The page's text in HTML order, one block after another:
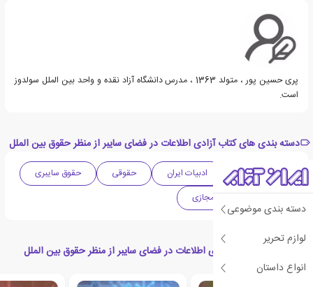
دسته بندی موضوعی
لوازم تحریر
انواع داستان
پری حسین پور ، متولد 1363 ، مدرس دانشگاه آزاد نقده و واحد بین الملل سولدوز
است.
دسته بندی های کتاب آزادی اطلاعات در فضای سایبر از منظر حقوق بین الملل
ادبیات معاصر ادبیات ایران حقوقی
حقوق سایبری
حقوق سایبر و فضای مجازی
کتاب های مرتبط با آزادی اطلاعات در فضای سایبر از منظر حقوق بین الملل